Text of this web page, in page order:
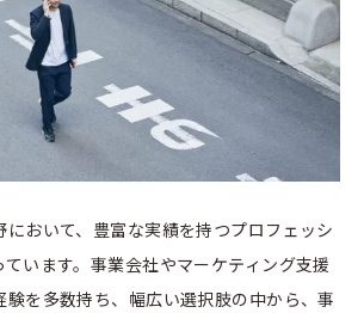
において、豊富な実績を持つプロフェッシ
ています。事業会社やマーケティング支援
験を多数持ち、幅広い選択肢の中から、事